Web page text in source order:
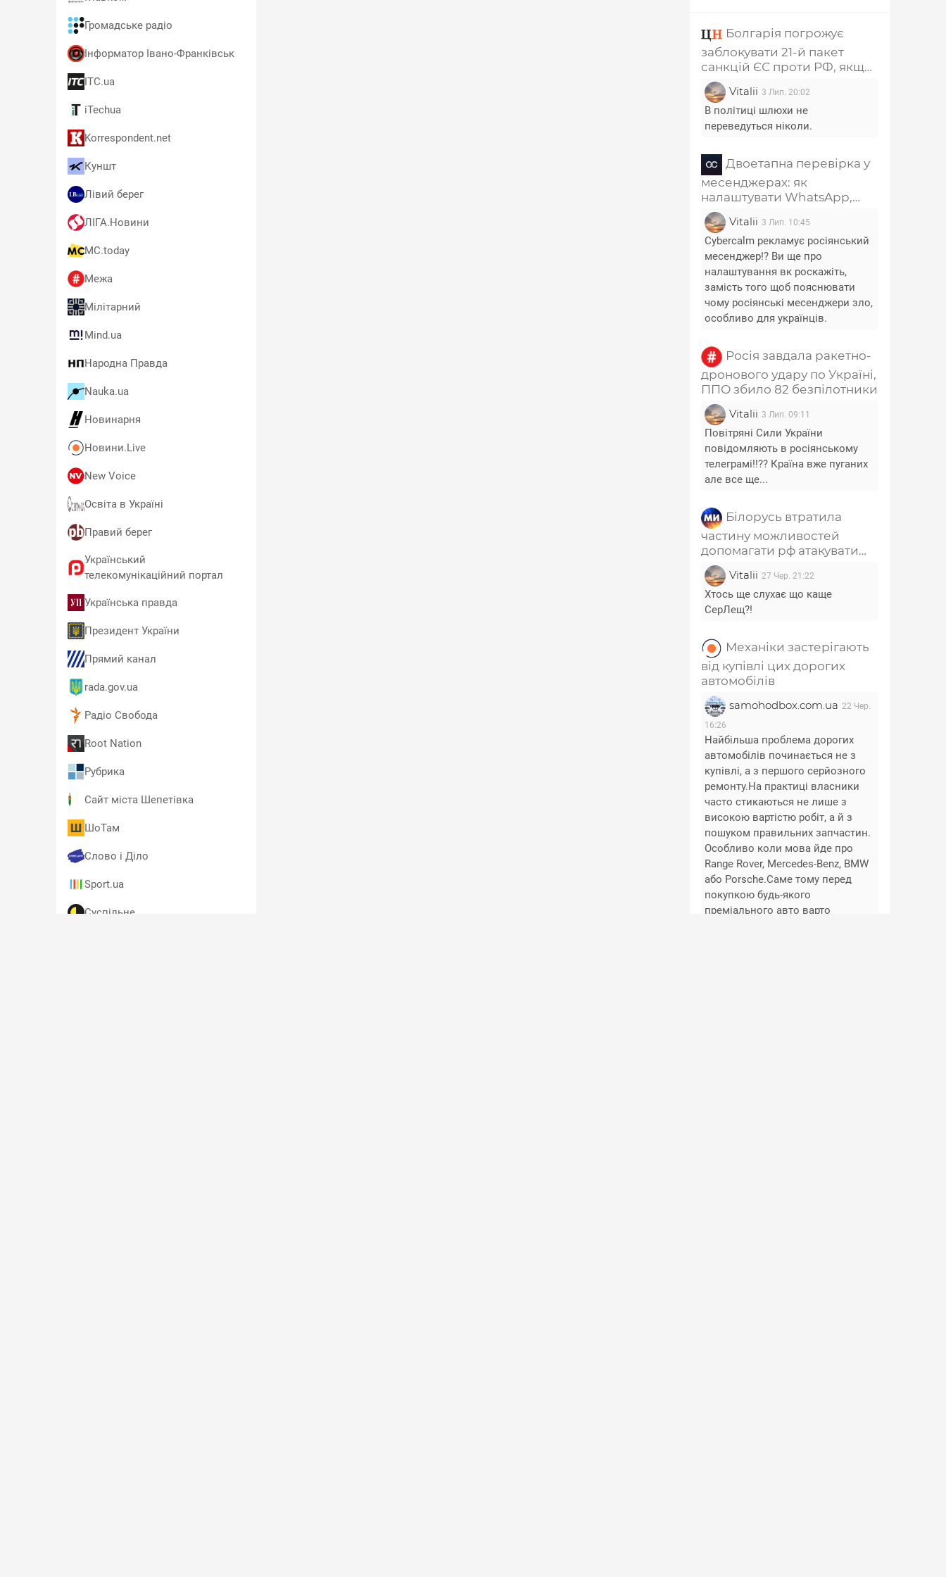
Громадське радіо
Інформатор Івано-Франківськ
ITC.ua
iTechua
Korrespondent.net
Куншт
Лівий берег
ЛІГА.Новини
MC.today
Межа
Мілітарний
Mind.ua
Народна Правда
Nauka.ua
Новинарня
Новини.Live
New Voice
Освіта в Україні
Правий берег
Український
телекомунікаційний портал
Українська правда
Президент України
Прямий канал
rada.gov.ua
Радіо Свобода
Root Nation
Рубрика
Сайт міста Шепетівка
ШоТам
Слово і Діло
Sport.ua
Суспільне
Болгарія погрожує
заблокувати 21-й пакет
санкцій ЄС проти РФ, якщо
з нього не приберуть главу
РПЦ Кирила та
співзасновника "Лукойла"
Vitalii 3 Лип. 20:02
В політиці шлюхи не
переведуться ніколи.
Двоетапна перевірка у
месенджерах: як
налаштувати WhatsApp,
Telegram, Signal, Viber і
Messenger
Vitalii 3 Лип. 10:45
Cybercalm рекламує росіянський
месенджер!? Ви ще про
налаштування вк роскажіть,
замість того щоб пояснювати
чому росіянські месенджери зло,
особливо для українців.
Росія завдала ракетно-
дронового удару по Україні,
ППО збило 82 безпілотники
Vitalii 3 Лип. 09:11
Повітряні Сили України
повідомляють в росіянському
телеграмі!!?? Країна вже пуганих
але все ще...
Білорусь втратила
частину можливостей
допомагати рф атакувати
Україну - Лещенко
Vitalii 27 Чер. 21:22
Хтось ще слухає що каще
СерЛещ?!
Механіки застерігають
від купівлі цих дорогих
автомобілів
samohodbox.com.ua 22 Чер.
16:26
Найбільша проблема дорогих
автомобілів починається не з
купівлі, а з першого серйозного
ремонту.На практиці власники
часто стикаються не лише з
високою вартістю робіт, а й з
пошуком правильних запчастин.
Особливо коли мова йде про
Range Rover, Mercedes-Benz, BMW
або Porsche.Саме тому перед
покупкою будь-якого
преміального авто варто